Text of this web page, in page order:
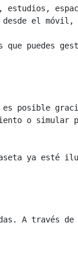
estudios,
el móvil,
que puedes
posible
o simular
ya esté
A través